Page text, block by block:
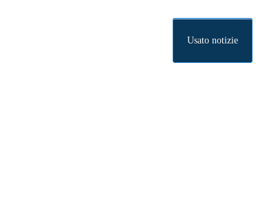
Usato notizie